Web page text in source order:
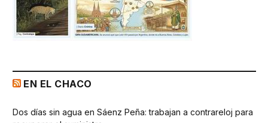
EN EL CHACO
Dos días sin agua en Sáenz Peña: trabajan a contrareloj para